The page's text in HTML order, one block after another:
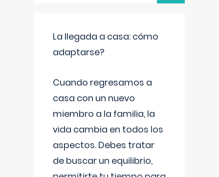
La llegada a casa: cómo
adaptarse?
Cuando regresamos a
casa con un nuevo
miembro a la familia, la
vida cambia en todos los
aspectos. Debes tratar
de buscar un equilibrio,